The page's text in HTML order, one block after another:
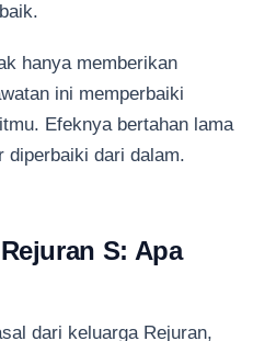
hanya memberikan
ini memperbaiki
Efeknya bertahan lama
dari dalam.
S: Apa
dari keluarga Rejuran,